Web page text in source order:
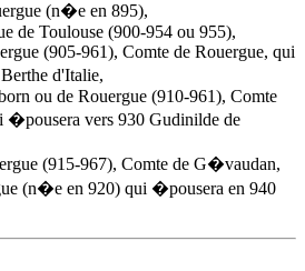
(n�e en 895),
de Toulouse (900-954 ou 955),
(905-961), Comte de Rouergue, qui
d'Italie,
ou de Rouergue (910-961), Comte
�pousera vers 930 Gudinilde de
(915-967), Comte de G�vaudan,
(n�e en 920) qui �pousera en 940